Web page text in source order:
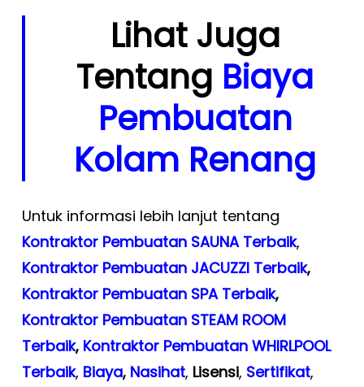
Lihat Juga
Tentang Biaya
Pembuatan
Kolam Renang
Untuk informasi lebih lanjut tentang
Kontraktor Pembuatan SAUNA Terbaik,
Kontraktor Pembuatan JACUZZI Terbaik,
Kontraktor Pembuatan SPA Terbaik,
Kontraktor Pembuatan STEAM ROOM
Terbaik, Kontraktor Pembuatan WHIRLPOOL
Terbaik, Biaya, Nasihat, Lisensi, Sertifikat,